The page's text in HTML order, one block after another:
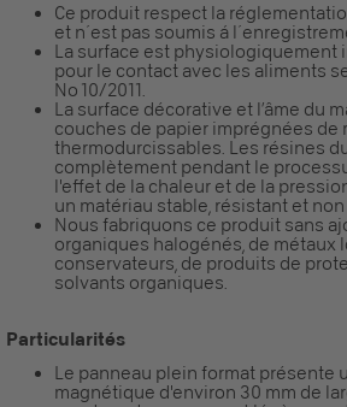
Ce produit respect la
et n´est pas soumis á
La surface est physiologiquement
pour le contact avec les aliments
No 10/2011.
La surface décorative et l’âme du
couches de papier imprégnées de
thermodurcissables. Les résines
complètement pendant le
l'effet de la chaleur et de la
un matériau stable, résistant et
Nous fabriquons ce produit sans
organiques halogénés, de métaux
conservateurs, de produits de
solvants organiques.
Particularités
Le panneau plein format présente
magnétique d'environ 30 mm de